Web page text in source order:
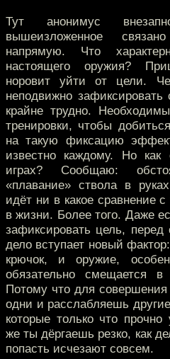
Тут анонимус
вышеизложенное
напрямую. Что
настоящего оружия?
норовит уйти от цели.
неподвижно
крайне трудно.
тренировки, чтобы
на такую фиксацию
известно каждому. Но
играх? Сообщаю:
«плавание» ствола в
идёт ни в какое сравнение
в жизни. Более того. Даже
зафиксировать цель,
дело вступает новый
крючок, и оружие,
обязательно смещается
Потому что для
одни и расслабляешь
которые только что
же ты дёргаешь резко, как
попасть исчезают совсем.